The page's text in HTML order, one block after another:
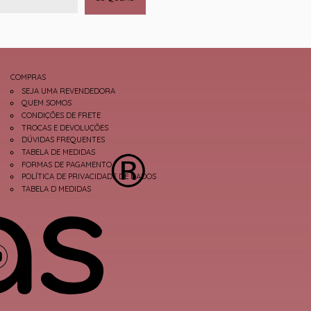
COMPRAS
SEJA UMA REVENDEDORA
QUEM SOMOS
CONDIÇÕES DE FRETE
TROCAS E DEVOLUÇÕES
DÚVIDAS FREQUENTES
TABELA DE MEDIDAS
FORMAS DE PAGAMENTO
POLÍTICA DE PRIVACIDADE DE DADOS
TABELA D MEDIDAS